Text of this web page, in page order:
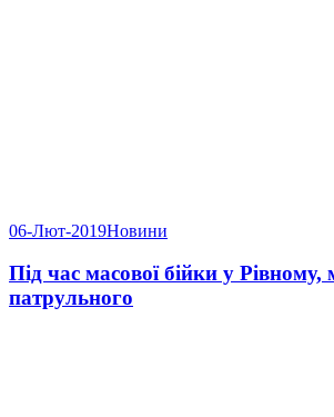
06-Лют-2019Новини
Під час масової бійки у
патрульного